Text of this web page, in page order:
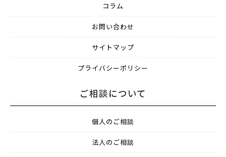
コラム
お問い合わせ
サイトマップ
プライバシーポリシー
ご相談について
個人のご相談
法人のご相談